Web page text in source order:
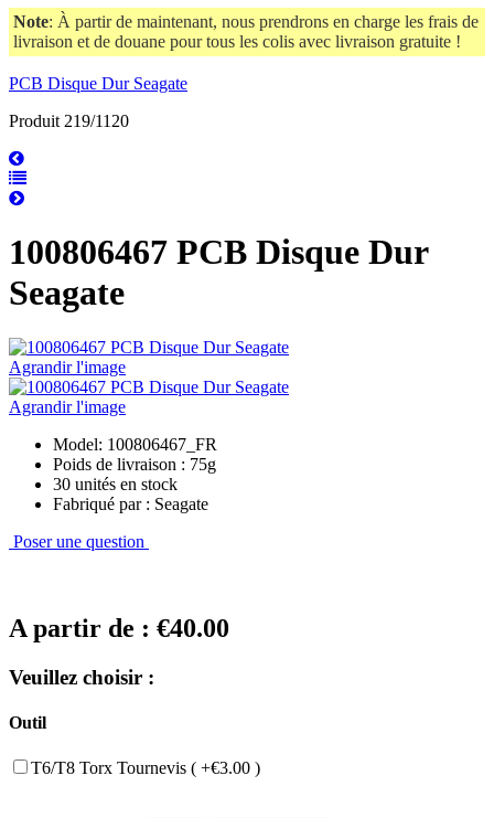
Note: À partir de maintenant, nous prendrons en charge les frais de
livraison et de douane pour tous les colis avec livraison gratuite !
PCB Disque Dur Seagate
Produit 219/1120
100806467 PCB Disque Dur
Seagate
Agrandir l'image
Agrandir l'image
Model: 100806467_FR
Poids de livraison : 75g
30 unités en stock
Fabriqué par : Seagate
Poser une question
A partir de : €40.00
Veuillez choisir :
Outil
T6/T8 Torx Tournevis ( +€3.00 )